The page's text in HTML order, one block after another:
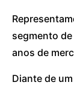
segmento
anos de
Diante de